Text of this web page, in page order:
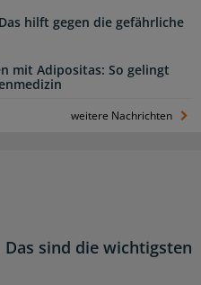
hilft gegen die gefährliche
mit Adipositas: So gelingt
weitere Nachrichten
sind die wichtigsten